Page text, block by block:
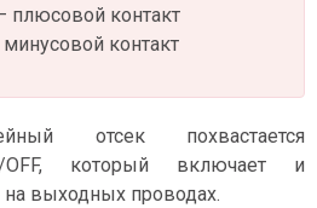
плюсовой контакт
контакт
отсек похвастается
OFF, который включает и
выходных проводах.